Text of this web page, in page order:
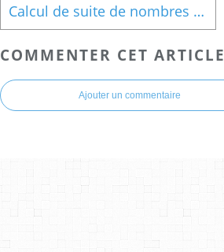
Calcul de suite de nombres : trouver la règle
COMMENTER CET ARTICLE
Ajouter un commentaire